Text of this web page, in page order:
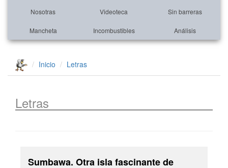
Nosotras Videoteca Sin barreras
Mancheta Incombustibles Análisis
Inicio Letras
Letras
Sumbawa. Otra isla fascinante de